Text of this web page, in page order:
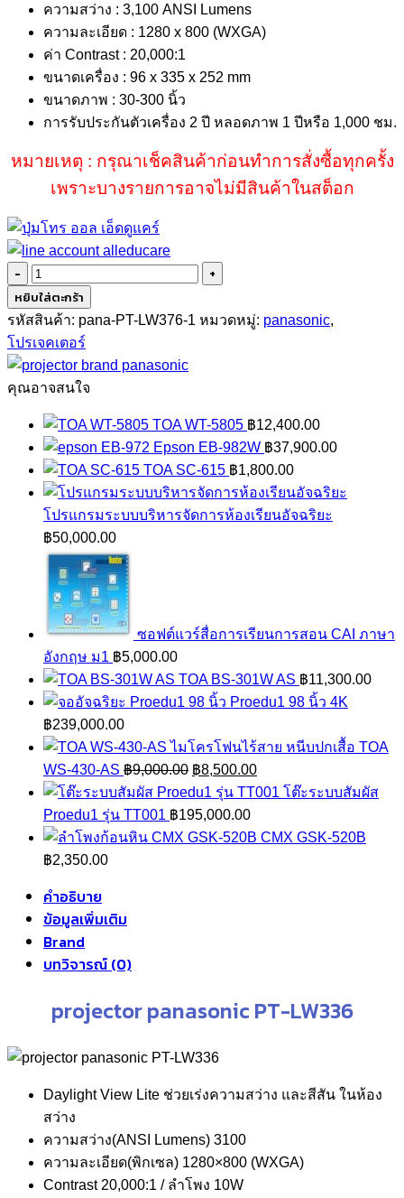
was:
฿34,900.00.
is:
฿27,900.00.
ความสว่าง : 3,100 ANSI Lumens
ความละเอียด : 1280 x 800 (WXGA)
ค่า Contrast : 20,000:1
ขนาดเครื่อง : 96 x 335 x 252 mm
ขนาดภาพ : 30-300 นิ้ว
การรับประกันตัวเครื่อง 2 ปี หลอดภาพ 1 ปีหรือ 1,000 ชม.
หมายเหตุ : กรุณาเช็คสินค้าก่อนทำการสั่งซื้อทุกครั้ง
เพราะบางรายการอาจไม่มีสินค้าในสต็อก
จำนวน
panasonic
PT-
LW336
ชิ้น
หยิบใส่ตะกร้า
รหัสสินค้า: pana-PT-LW376-1 หมวดหมู่: panasonic,
โปรเจคเตอร์
คุณอาจสนใจ
TOA WT-5805 ฿12,400.00
Epson EB-982W ฿37,900.00
TOA SC-615 ฿1,800.00
โปรแกรมระบบบริหารจัดการห้องเรียนอัจฉริยะ
฿50,000.00
ซอฟต์แวร์สื่อการเรียนการสอน CAI ภาษา
อังกฤษ ม1 ฿5,000.00
TOA BS-301W AS ฿11,300.00
Proedu1 98 นิ้ว 4K
฿239,000.00
TOA
WS-430-AS ฿9,000.00 Original
price
was:
฿9,000.00.
฿8,500.00Current
price
฿8,500.00.
โต๊ะระบบสัมผัส
Proedu1 รุ่น TT001 ฿195,000.00
CMX GSK-520B
฿2,350.00
คำอธิบาย
ข้อมูลเพิ่มเติม
Brand
บทวิจารณ์ (0)
projector panasonic PT-LW336
Daylight View Lite ช่วยเร่งความสว่าง และสีสัน ในห้อง
สว่าง
ความสว่าง(ANSI Lumens) 3100
ความละเอียด(พิกเซล) 1280×800 (WXGA)
Contrast 20,000:1 / ลำโพง 10W